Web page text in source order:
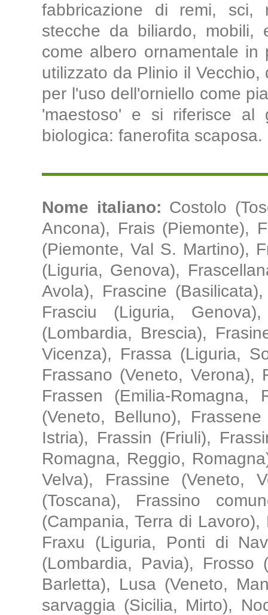
fabbricazione di remi,
stecche da biliardo, mobili,
come albero ornamentale
utilizzato da Plinio il
per l'uso dell'orniello come
'maestoso' e si riferisce al
biologica: fanerofita
Nome italiano: Costolo
Ancona), Frais (Piemonte),
(Piemonte, Val S. Martino),
(Liguria, Genova),
Avola), Frascine
Frasciu (Liguria,
(Lombardia, Brescia),
Vicenza), Frassa (Liguria,
Frassano (Veneto, Verona),
Frassen (Emilia-Romagna,
(Veneto, Belluno),
Istria), Frassin (Friuli),
Romagna, Reggio,
Velva), Frassine (Veneto,
(Toscana), Frassino
(Campania, Terra di
Fraxu (Liguria, Ponti di
(Lombardia, Pavia), Frosso
Barletta), Lusa (Veneto,
sarvaggia (Sicilia, Mirto),